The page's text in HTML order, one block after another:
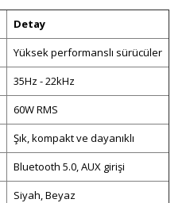
Detay
Yüksek performanslı sürücüler
35Hz - 22kHz
60W RMS
Şık, kompakt ve dayanıklı
Bluetooth 5.0, AUX girişi
Siyah, Beyaz